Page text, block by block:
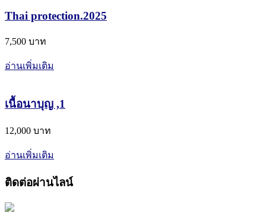
Thai protection.2025
7,500 บาท
อ่านเพิ่มเติม
เนื้อนาบุญ ,1
12,000 บาท
อ่านเพิ่มเติม
ติดต่อผ่านไลน์